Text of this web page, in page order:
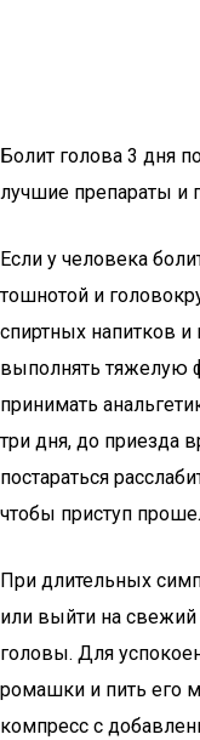
Болит голова 3 дня
лучшие препараты и
Если у человека
тошнотой и
спиртных напитков
выполнять тяжелую
принимать
три дня, до приезда
постараться
чтобы приступ
При длительных
или выйти на
головы. Для
ромашки и пить его
компресс с